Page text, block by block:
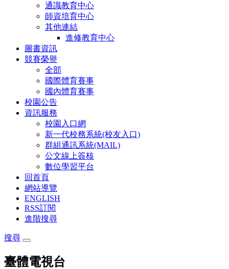
通識教育中心
師資培育中心
其他連結
進修教育中心
圖書資訊
競賽榮譽
全部
國際體育賽事
國內體育賽事
校園公告
資訊服務
校園入口網
新一代校務系統(校友入口)
群組通訊系統(MAIL)
公文線上簽核
數位學習平台
回首頁
網站導覽
ENGLISH
RSS訂閱
進階搜尋
搜尋
臺體電視台